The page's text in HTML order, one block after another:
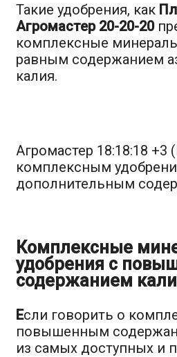
Такие удобрения, как
Агромастер 20-20-20
комплексные
равным содержанием
калия.
Агромастер 18:18:18 +3
комплексным
дополнительным
Комплексные
удобрения с
содержанием
Если говорить о
повышенным
из самых доступных и